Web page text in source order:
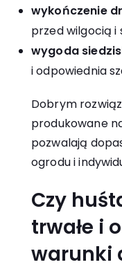
wykończenie
przed wilgocią i
wygoda
i odpowiednia
Dobrym
produkowane
pozwalają
ogrodu i
Czy
trwałe i
warunki